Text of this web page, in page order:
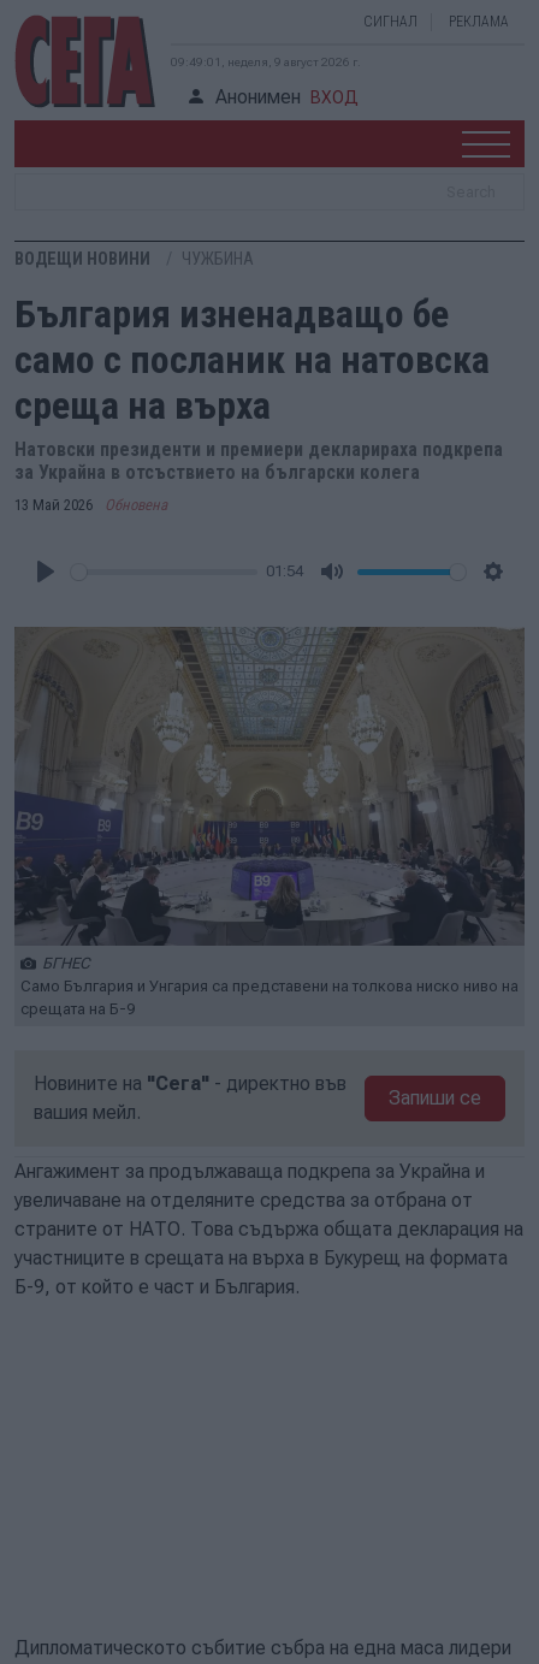
СИГНАЛ РЕКЛАМА
09:49:01, неделя, 9 август 2026 г.
Анонимен ВХОД
ВОДЕЩИ НОВИНИ ЧУЖБИНА
България изненадващо бе
само с посланик на натовска
среща на върха
Натовски президенти и премиери декларираха подкрепа
за Украйна в отсъствието на български колега
13 Май 2026 Обновена
01:54
БГНЕС
Само България и Унгария са представени на толкова ниско ниво на
срещата на Б-9
Новините на "Сега" - директно във
вашия мейл.
Запиши се
Ангажимент за продължаваща подкрепа за Украйна и
увеличаване на отделяните средства за отбрана от
страните от НАТО. Това съдържа общата декларация на
участниците в срещата на върха в Букурещ на формата
Б-9, от който е част и България.
Дипломатическото събитие събра на една маса лидери